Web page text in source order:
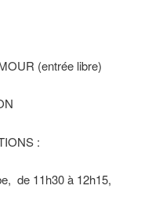
(entrée libre)
:
de 11h30 à 12h15,